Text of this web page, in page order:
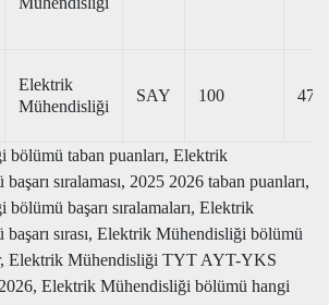
Elektrik
Mühendisliği
SAY 100
taban puanları, Elektrik
sıralaması, 2025 2026 taban puanları,
başarı sıralamaları, Elektrik
sırası, Elektrik Mühendisliği bölümü
Elektrik Mühendisliği TYT AYT-YKS
Elektrik Mühendisliği bölümü hangi